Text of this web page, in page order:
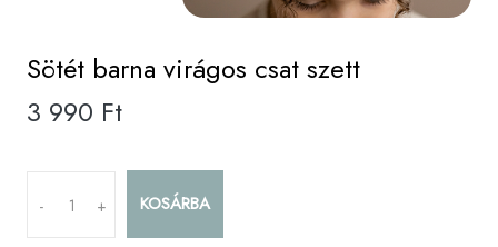
Sötét barna virágos csat szett
3 990 Ft
- + KOSÁRBA